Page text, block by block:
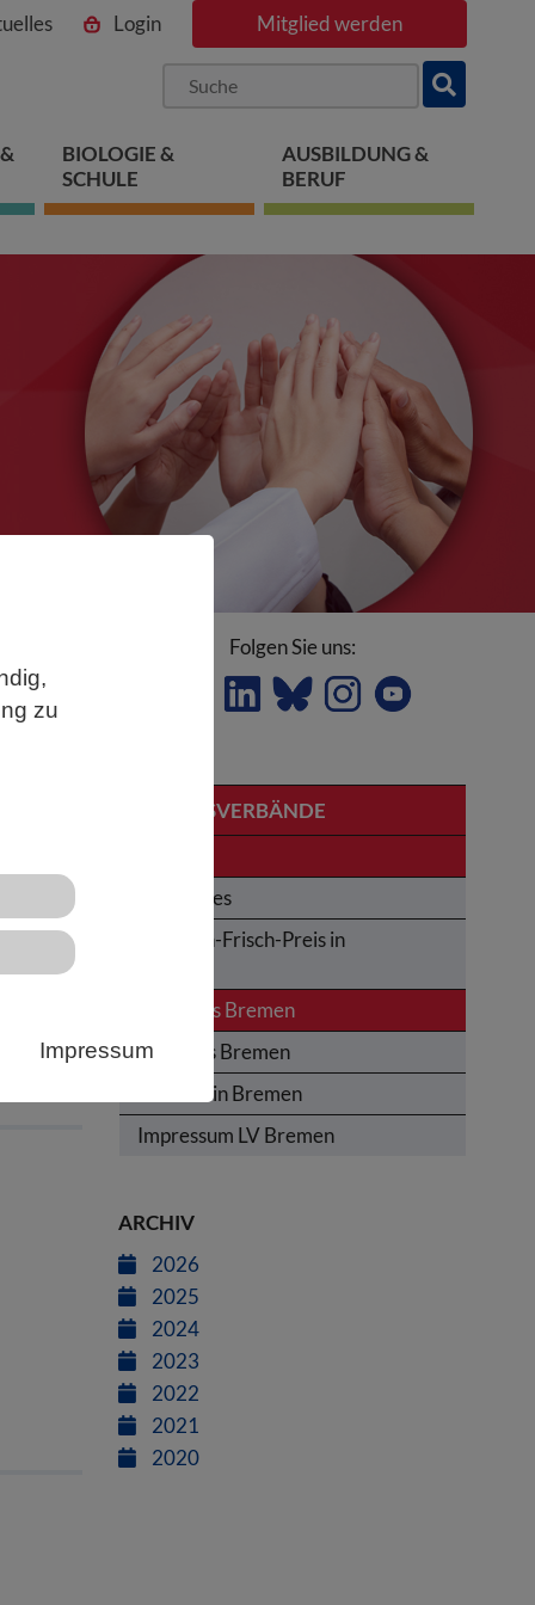
zu
Impressum
Login Mitglied werden
BIOLOGIE &
SCHULE
AUSBILDUNG &
BERUF
Folgen Sie uns:
LANDESVERBÄNDE
Obituaries
Karl-von-Frisch-Preis in
News aus Bremen
Altes aus Bremen
Termine in Bremen
Impressum LV Bremen
ARCHIV
2026
2025
2024
2023
2022
2021
2020